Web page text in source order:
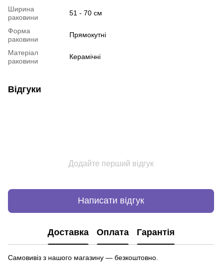
Ширина
раковини
51 - 70 см
Форма
раковини
Прямокутні
Матеріал
раковини
Керамічні
Відгуки
Додайте перший відгук
Написати відгук
Доставка Оплата Гарантія
Самовивіз з нашого магазину — безкоштовно.